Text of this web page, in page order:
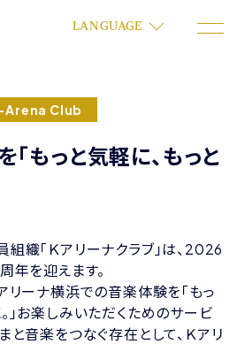
LANGUAGE
Arena Club
「もっと気軽に、もっと
織「Ｋアリーナクラブ」は、2026
年を迎えます。
リーナ横浜での音楽体験を「もっ
」お楽しみいただくためのサービ
と音楽をつなぐ存在として、Ｋアリ